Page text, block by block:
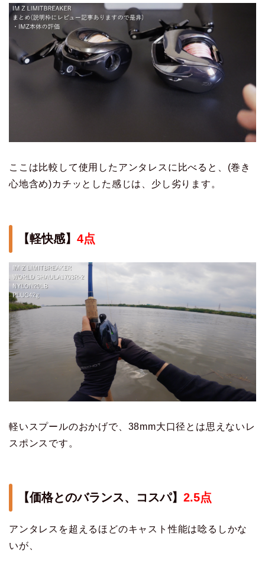
ここは比較して使用したアンタレスに比べると、(巻き
心地含め)カチッとした感じは、少し劣ります。
【軽快感】 4点
軽いスプールのおかげで、38mm大口径とは思えないレ
スポンスです。
【価格とのバランス、コスパ】 2.5点
アンタレスを超えるほどのキャスト性能は唸るしかな
いが、